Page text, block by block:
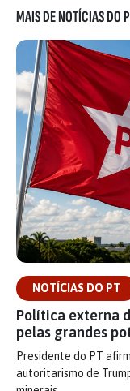
MAIS DE NOTÍCIAS DO
NOTÍCIAS DO PT
Política externa
pelas grandes
Presidente do PT
autoritarismo de